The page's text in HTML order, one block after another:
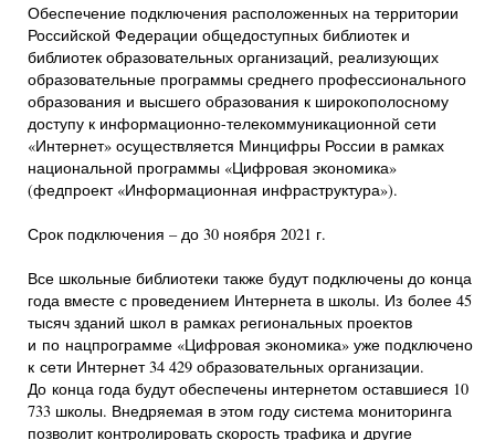
Обеспечение подключения расположенных на территории
Российской Федерации общедоступных библиотек и
библиотек образовательных организаций, реализующих
образовательные программы среднего профессионального
образования и высшего образования к широкополосному
доступу к информационно-телекоммуникационной сети
«Интернет» осуществляется Минцифры России в рамках
национальной программы «Цифровая экономика»
(федпроект «Информационная инфраструктура»).
Срок подключения – до 30 ноября 2021 г.
Все школьные библиотеки также будут подключены до конца
года вместе с проведением Интернета в школы. Из более 45
тысяч зданий школ в рамках региональных проектов
и по нацпрограмме «Цифровая экономика» уже подключено
к сети Интернет 34 429 образовательных организации.
До конца года будут обеспечены интернетом оставшиеся 10
733 школы. Внедряемая в этом году система мониторинга
позволит контролировать скорость трафика и другие